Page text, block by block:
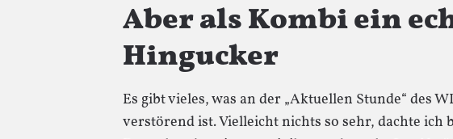
Aber als Kombi ein
Hingucker
Es gibt vieles, was an der „Aktuellen Stunde“ des
verstörend ist. Vielleicht nichts so sehr, dachte ich